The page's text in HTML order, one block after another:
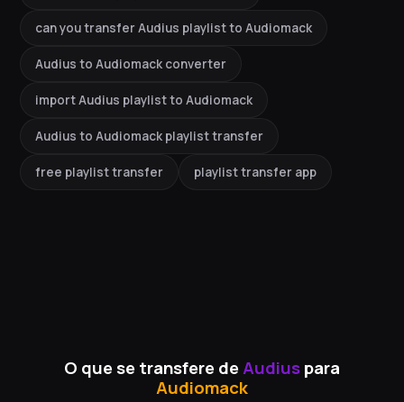
can you transfer Audius playlist to Audiomack
Audius to Audiomack converter
import Audius playlist to Audiomack
Audius to Audiomack playlist transfer
free playlist transfer playlist transfer app
O que se transfere deAudiuspara
Audiomack